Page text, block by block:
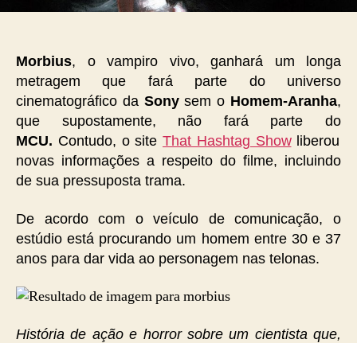
Morbius, o vampiro vivo, ganhará um longa
metragem que fará parte do universo
cinematográfico da Sonysem o Homem-Aranha,
que supostamente, não fará parte do
MCU. Contudo, o site That Hashtag Showliberou
novas informações a respeito do filme, incluindo
de sua pressuposta trama.
De acordo com o veículo de comunicação, o
estúdio está procurando um homem entre 30 e 37
anos para dar vida ao personagem nas telonas.
História de ação e horror sobre um cientista que,